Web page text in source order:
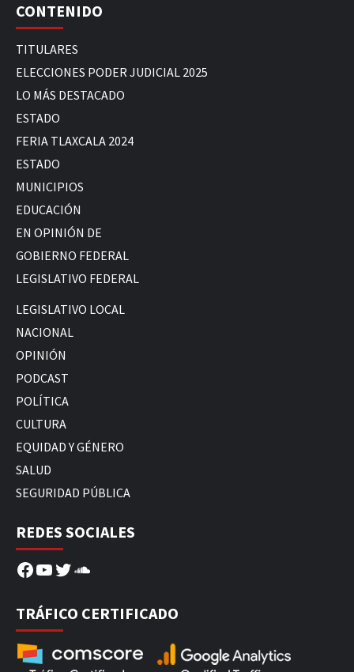
CONTENIDO
TITULARES
ELECCIONES PODER JUDICIAL 2025
LO MÁS DESTACADO
ESTADO
FERIA TLAXCALA 2024
ESTADO
MUNICIPIOS
EDUCACIÓN
EN OPINIÓN DE
GOBIERNO FEDERAL
LEGISLATIVO FEDERAL
LEGISLATIVO LOCAL
NACIONAL
OPINIÓN
PODCAST
POLÍTICA
CULTURA
EQUIDAD Y GÉNERO
SALUD
SEGURIDAD PÚBLICA
REDES SOCIALES
Facebook
YouTube
Twitter
SoundCloud
TRÁFICO CERTIFICADO